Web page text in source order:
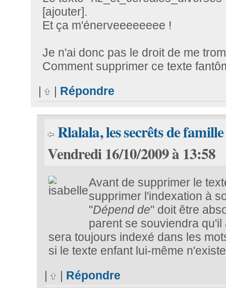
[ajouter].
Et ça m'énerveeeeeeee !
Je n'ai donc pas le droit de me
Comment supprimer ce texte
|
| Répondre
Rlalala, les secrêts de
Vendredi 16/10/2009 à 13:58
Avant de supprimer le
supprimer l'indexation à
"Dépend de" doit être
parent se souviendra
sera toujours indexé dans les
si le texte enfant lui-même
|
Répondre